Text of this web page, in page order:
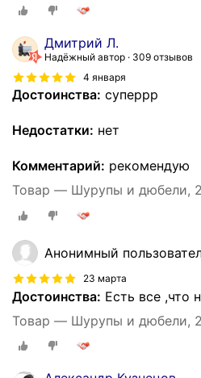
Дмитрий Л.
Надёжный автор
309 отзывов
4 января
Достоинства: суперрр
Недостатки: нет
Комментарий: рекомендую
Товар — Шурупы и дюбели,
Анонимный
23 марта
Достоинства: Есть все ,что
Товар — Шурупы и дюбели,